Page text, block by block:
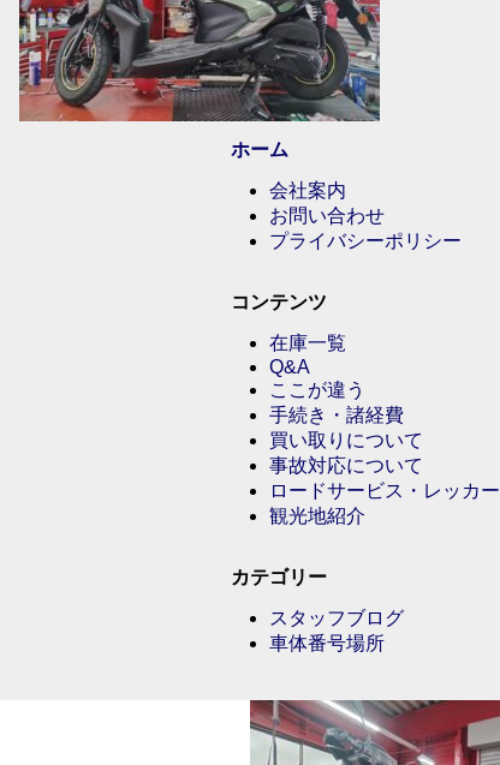
ホーム
会社案内
お問い合わせ
プライバシーポリシー
コンテンツ
在庫一覧
Q&A
ここが違う
手続き・諸経費
買い取りについて
事故対応について
ロードサービス・レッカー
観光地紹介
カテゴリー
スタッフブログ
車体番号場所